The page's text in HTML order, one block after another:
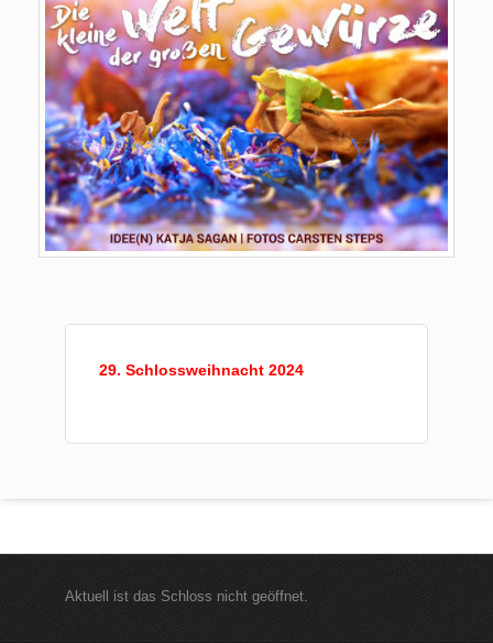
29. Schlossweihnacht 2024
Aktuell ist das Schloss nicht geöffnet.